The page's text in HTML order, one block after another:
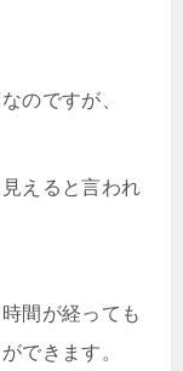
のですが、
えると言われ
間が経っても
できます。